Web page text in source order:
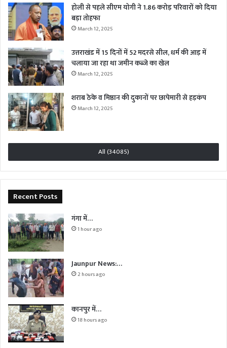
होली से पहले सीएम योगी ने 1.86 करोड़ परिवारों को दिया
बड़ा तोहफा
March 12, 2025
उत्तराखंड में 15 दिनों में 52 मदरसे सील, धर्म की आड़ में
चलाया जा रहा था जमीन कब्जे का खेल
March 12, 2025
शराब ठेके व मिष्ठान की दुकानों पर छापेमारी से हड़कंप
March 12, 2025
All (34085)
Recent Posts
गंगा में…
1 hour ago
Jaunpur News:…
2 hours ago
कानपुर में…
18 hours ago